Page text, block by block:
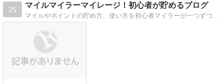
25
マイルマイラーマイレージ！初心者が貯めるブログ